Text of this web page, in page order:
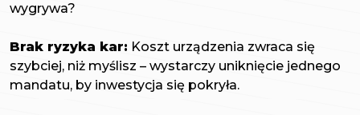
wygrywa?
Brak ryzyka kar: Koszt urządzenia zwraca się
szybciej, niż myślisz – wystarczy uniknięcie jednego
mandatu, by inwestycja się pokryła.